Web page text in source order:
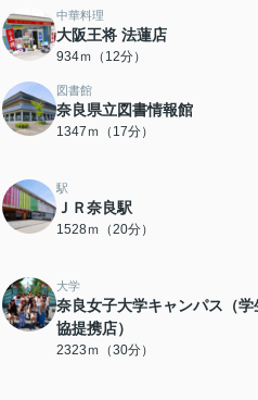
中華料理
大阪王将 法蓮店
934ｍ（12分）
図書館
奈良県立図書情報館
1347ｍ（17分）
駅
ＪＲ奈良駅
1528ｍ（20分）
大学
奈良女子大学キャンパス（学
協提携店）
2323ｍ（30分）